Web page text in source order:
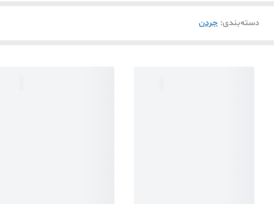
دسته‌بندی: جردن